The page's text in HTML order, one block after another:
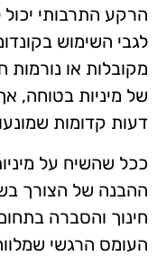
הרקע התרבותי
לגבי השימוש
מקובלות או
של מיניות בטוחה,
דעות קדומות
ככל שהשיח על
ההבנה של הצורך
חינוך והסברה
העומס הרגשי